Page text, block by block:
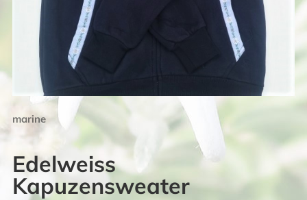
marine
Edelweiss
Kapuzensweater